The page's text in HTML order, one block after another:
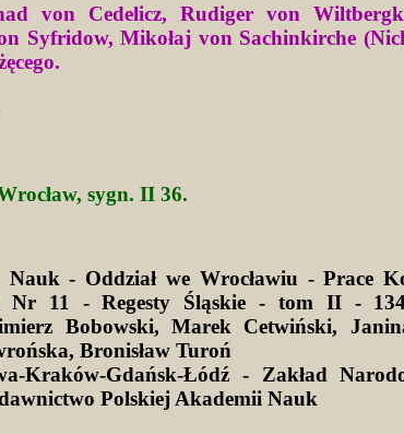
von Cedelicz, Rudiger von
Syfridow, Mikołaj von Sachinkirche
sygn. II 36.
Nauk - Oddział we Wrocławiu - Prace
Nr 11 - Regesty Śląskie - tom II -
Bobowski, Marek Cetwiński,
Bronisław Turoń
Kraków-Gdańsk-Łódź - Zakład
Polskiej Akademii Nauk